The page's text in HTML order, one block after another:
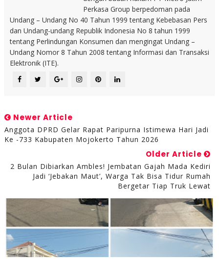
Perkasa Group berpedoman pada
Undang – Undang No 40 Tahun 1999 tentang Kebebasan Pers
dan Undang-undang Republik Indonesia No 8 tahun 1999
tentang Perlindungan Konsumen dan mengingat Undang –
Undang Nomor 8 Tahun 2008 tentang Informasi dan Transaksi
Elektronik (ITE).
Newer Article
Anggota DPRD Gelar Rapat Paripurna Istimewa Hari Jadi
Ke -733 Kabupaten Mojokerto Tahun 2026
Older Article
2 Bulan Dibiarkan Ambles! Jembatan Gajah Mada Kediri
Jadi ‘Jebakan Maut’, Warga Tak Bisa Tidur Rumah
Bergetar Tiap Truk Lewat